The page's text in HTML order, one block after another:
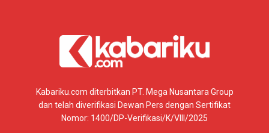
Kabariku.com diterbitkan PT. Mega Nusantara Group
dan telah diverifikasi Dewan Pers dengan Sertifikat
Nomor: 1400/DP-Verifikasi/K/VIII/2025